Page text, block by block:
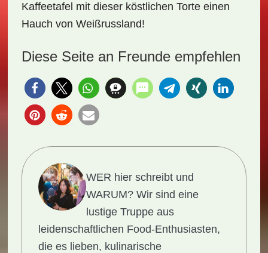
Kaffeetafel mit dieser köstlichen Torte einen
Hauch von Weißrussland!
Diese Seite an Freunde empfehlen
WER hier schreibt und
WARUM?Wir sind eine
lustige Truppe aus
leidenschaftlichen Food-Enthusiasten,
die es lieben, kulinarische